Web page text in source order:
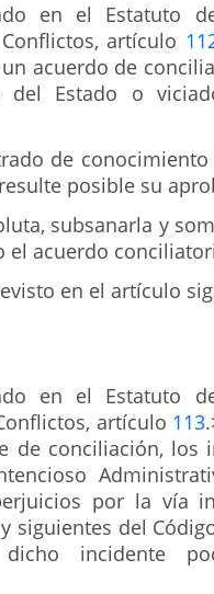
en el Estatuto
artículo
acuerdo de
del Estado o
de
posible su
subsanarla y
el acuerdo
en el artículo
en el Estatuto
artículo 113
de conciliación, los
por la vía
y siguientes del
incidente